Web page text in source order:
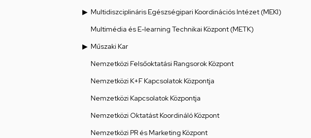
Multidiszciplináris Egészségipari Koordinációs Intézet (MEKI)
Multimédia és E-learning Technikai Központ (METK)
Műszaki Kar
Nemzetközi Felsőoktatási Rangsorok Központ
Nemzetközi K+F Kapcsolatok Központja
Nemzetközi Kapcsolatok Központja
Nemzetközi Oktatást Koordináló Központ
Nemzetközi PR és Marketing Központ